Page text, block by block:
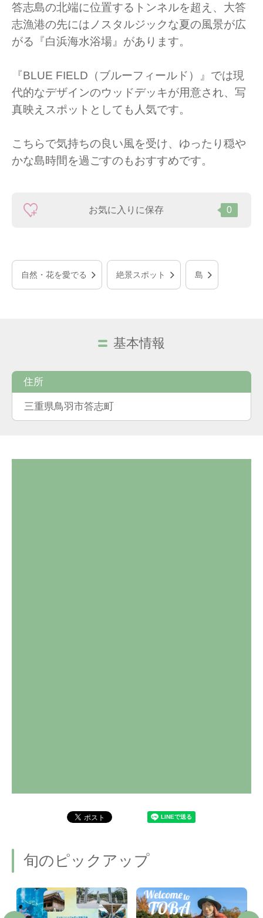
答志島の北端に位置するトンネルを超え、大答
志漁港の先にはノスタルジックな夏の風景が広
がる『白浜海水浴場』があります。
『BLUE FIELD（ブルーフィールド）』では現
代的なデザインのウッドデッキが用意され、写
真映えスポットとしても人気です。
こちらで気持ちの良い風を受け、ゆったり穏や
かな島時間を過ごすのもおすすめです。
お気に入りに保存 0
自然・花を愛でる 絶景スポット 島
基本情報
住所
三重県鳥羽市答志町
旬のピックアップ